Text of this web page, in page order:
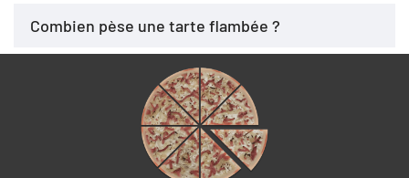
Combien pèse une tarte flambée ?